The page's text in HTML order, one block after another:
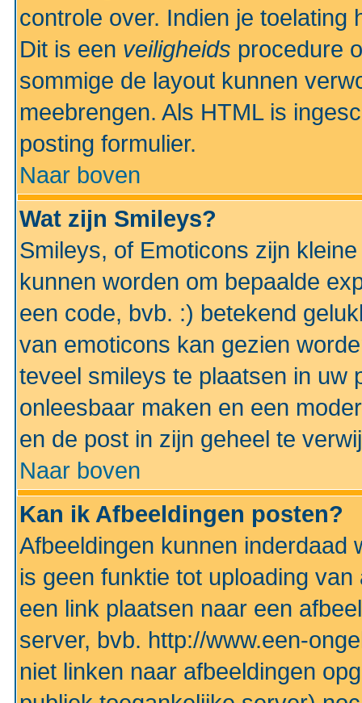
controle over. Indien je
Dit is een veiligheids procedure
sommige de layout kunnen
meebrengen. Als HTML is
posting formulier.
Naar boven
Wat zijn Smileys?
Smileys, of Emoticons zijn
kunnen worden om bepaalde
een code, bvb. :) betekend
van emoticons kan gezien
teveel smileys te plaatsen in uw
onleesbaar maken en een
en de post in zijn geheel te
Naar boven
Kan ik Afbeeldingen posten?
Afbeeldingen kunnen inderdaad
is geen funktie tot uploading
een link plaatsen naar een
server, bvb. http://www.een-
niet linken naar afbeeldingen